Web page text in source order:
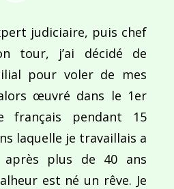
judiciaire, puis chef
tour, j’ai décidé de
pour voler de mes
œuvré dans le 1er
français pendant 15
laquelle je travaillais a
plus de 40 ans
est né un rêve. Je